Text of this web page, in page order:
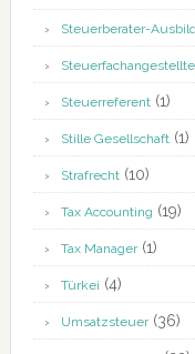
Steuerberater-
Steuerreferent(1)
Stille Gesellschaft(1)
Strafrecht(10)
Tax Accounting (19)
Tax Manager(1)
Türkei (4)
Umsatzsteuer(36)